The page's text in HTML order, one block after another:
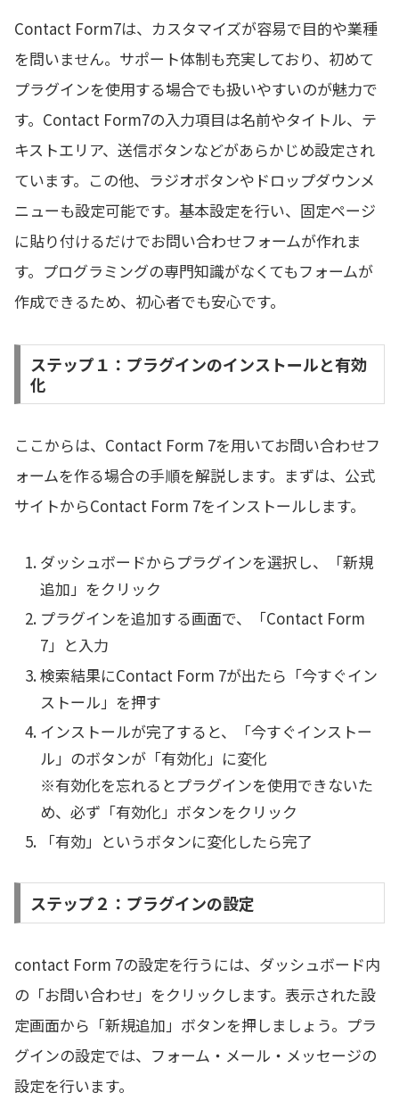
Contact Form7は、カスタマイズが容易で目的や業種
を問いません。サポート体制も充実しており、初めて
プラグインを使用する場合でも扱いやすいのが魅力で
す。Contact Form7の入力項目は名前やタイトル、テ
キストエリア、送信ボタンなどがあらかじめ設定され
ています。この他、ラジオボタンやドロップダウンメ
ニューも設定可能です。基本設定を行い、固定ページ
に貼り付けるだけでお問い合わせフォームが作れま
す。プログラミングの専門知識がなくてもフォームが
作成できるため、初心者でも安心です。
ステップ１：プラグインのインストールと有効
化
ここからは、Contact Form 7を用いてお問い合わせフ
ォームを作る場合の手順を解説します。まずは、公式
サイトからContact Form 7をインストールします。
ダッシュボードからプラグインを選択し、「新規
追加」をクリック
プラグインを追加する画面で、「Contact Form
7」と入力
検索結果にContact Form 7が出たら「今すぐイン
ストール」を押す
インストールが完了すると、「今すぐインストー
ル」のボタンが「有効化」に変化
※有効化を忘れるとプラグインを使用できないた
め、必ず「有効化」ボタンをクリック
「有効」というボタンに変化したら完了
ステップ２：プラグインの設定
contact Form 7の設定を行うには、ダッシュボード内
の「お問い合わせ」をクリックします。表示された設
定画面から「新規追加」ボタンを押しましょう。プラ
グインの設定では、フォーム・メール・メッセージの
設定を行います。